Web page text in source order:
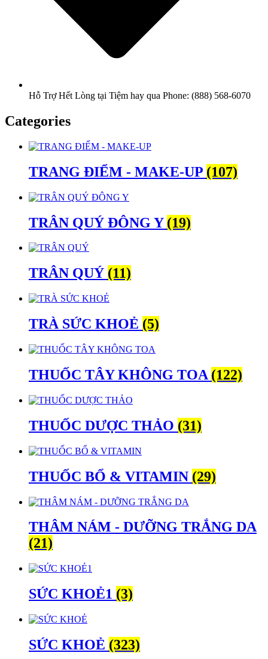
Hỗ Trợ Hết Lòng tại Tiệm hay qua Phone: (888) 568-6070
Categories
TRANG ĐIỂM - MAKE-UP (107)
TRÂN QUÝ ĐÔNG Y (19)
TRÂN QUÝ (11)
TRÀ SỨC KHOẺ (5)
THUỐC TÂY KHÔNG TOA (122)
THUỐC DƯỢC THẢO (31)
THUỐC BỔ & VITAMIN (29)
THÂM NÁM - DƯỠNG TRẮNG DA
(21)
SỨC KHOẺ1 (3)
SỨC KHOẺ (323)